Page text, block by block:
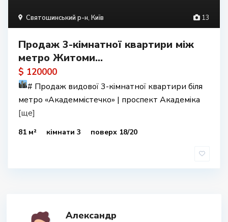
13
Святошинський р-н, Київ
Продаж 3-кімнатної квартири між
метро Житоми...
$ 120000
# Продаж видової 3-кімнатної квартири біля
метро «Академмістечко» | проспект Академіка
[ще]
81 м² кімнати 3 поверх 18/20
Александр